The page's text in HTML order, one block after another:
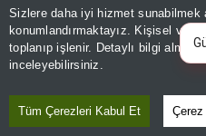
Sizlere daha iyi hizmet sunabilmek
konumlandırmaktayız. Kişisel
toplanıp işlenir. Detaylı bilgi almak
inceleyebilirsiniz.
Tüm Çerezleri Kabul Et Çerez
Editör : SEZER DOĞRU|Kaynak:
Yayın Tarihi 10 Ağustos,